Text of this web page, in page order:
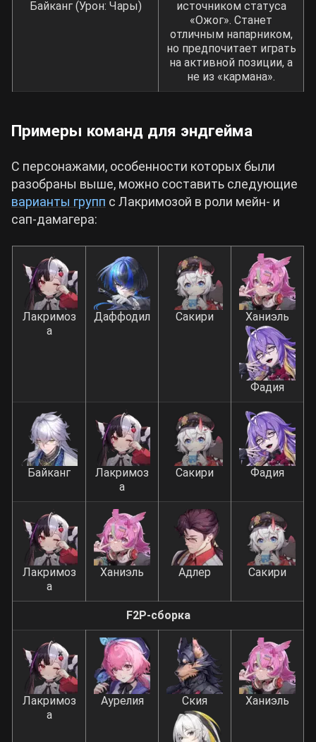
Байканг (Урон: Чары)
источником статуса
«Ожог». Станет
отличным напарником,
но предпочитает играть
на активной позиции, а
не из «кармана».
Примеры команд для эндгейма
С персонажами, особенности которых были
разобраны выше, можно составить следующие
варианты групп с Лакримозой в роли мейн- и
сап-дамагера:
Лакримоз
а
Даффодил Сакири Ханиэль
Фадия
Байканг
Лакримоз
а
Сакири Фадия
Лакримоз
а
Ханиэль Адлер Сакири
F2P-сборка
Лакримоз
а
Аурелия Ския Ханиэль